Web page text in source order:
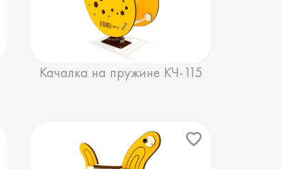
Качалка на пружине КЧ-115